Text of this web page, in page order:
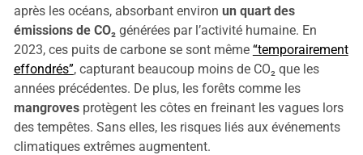
après les océans, absorbant environ un quart des
émissions de CO₂générées par l’activité humaine. En
2023, ces puits de carbone se sont même “temporairement
effondrés”, capturant beaucoup moins de CO₂ que les
années précédentes. De plus, les forêts comme les
mangrovesprotègent les côtes en freinant les vagues lors
des tempêtes. Sans elles, les risques liés aux événements
climatiques extrêmes augmentent.